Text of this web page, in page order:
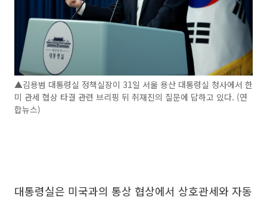
▲김용범 대통령실 정책실장이 31일 서울 용산 대통령실 청사에서 한
미 관세 협상 타결 관련 브리핑 뒤 취재진의 질문에 답하고 있다. (연
합뉴스)
대통령실은 미국과의 통상 협상에서 상호관세와 자동